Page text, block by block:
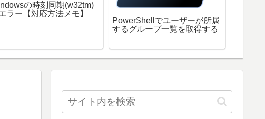
の時刻同期(w32tm)
ラー【対応方法メモ】
PowerShellでユーザーが所属
するグループ一覧を取得する